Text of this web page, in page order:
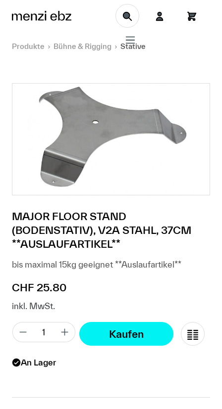
Zum Hauptinhalt springen
Produkte Bühne & Rigging Stative
MAJOR FLOOR STAND
(BODENSTATIV), V2A STAHL, 37CM
**AUSLAUFARTIKEL**
bis maximal 15kg geeignet **Auslaufartikel**
Regulärer Preis:
CHF 25.80
inkl. MwSt.
Kaufen
An Lager